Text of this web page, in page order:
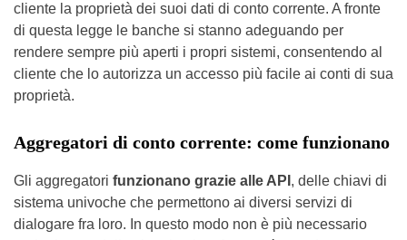
cliente la proprietà dei suoi dati di conto corrente. A fronte
di questa legge le banche si stanno adeguando per
rendere sempre più aperti i propri sistemi, consentendo al
cliente che lo autorizza un accesso più facile ai conti di sua
proprietà.
Aggregatori di conto corrente: come funzionano
Gli aggregatori funzionano grazie alle API , delle chiavi di
sistema univoche che permettono ai diversi servizi di
dialogare fra loro. In questo modo non è più necessario